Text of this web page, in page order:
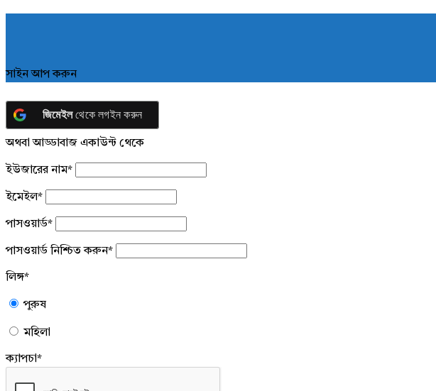
সাইন আপ করুন
জিমেইলথেকে লগইন করুন
অথবা আড্ডাবাজ একাউন্ট থেকে
ইউজারের নাম*
ইমেইল*
পাসওয়ার্ড*
পাসওয়ার্ড নিশ্চিত করুন*
লিঙ্গ*
পুরুষ
মহিলা
ক্যাপচা*